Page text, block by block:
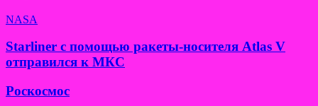
NASA
Starliner с помощью ракеты-носителя Atlas V
отправился к МКС
Роскосмос